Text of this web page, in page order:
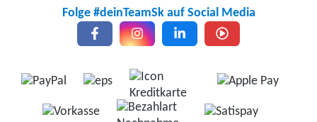
Folge #deinTeamSk auf Social Media